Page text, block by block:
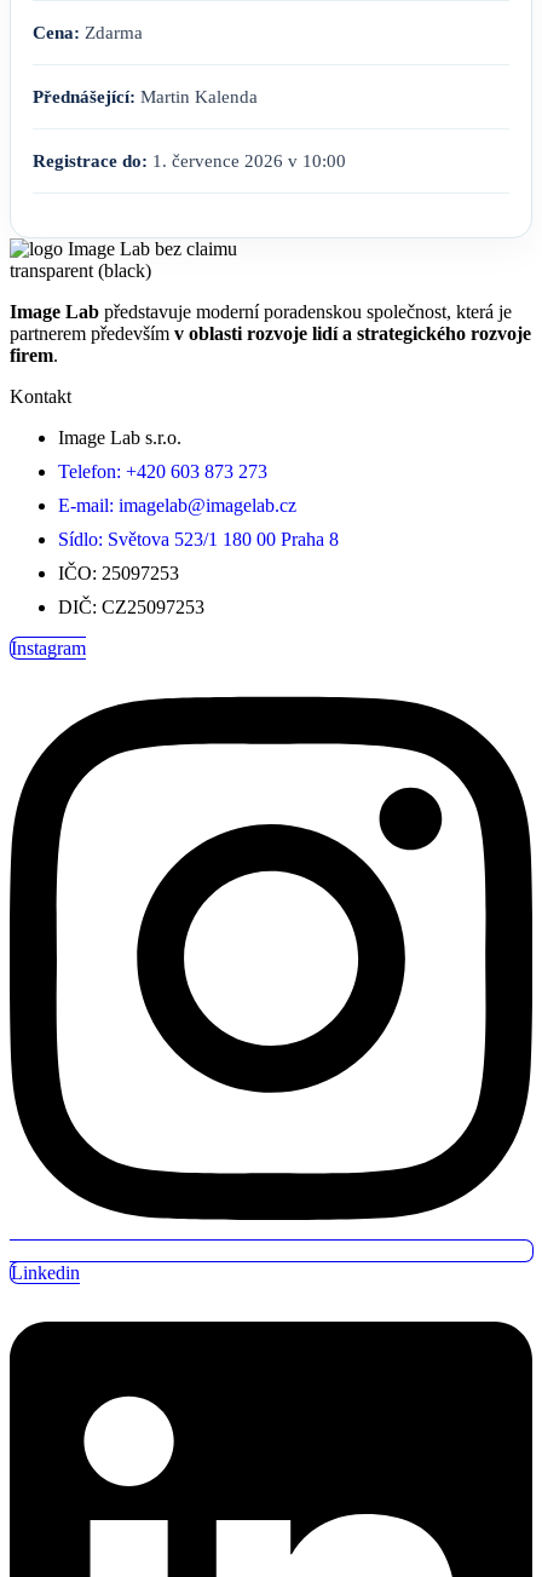
Cena: Zdarma
Přednášející: Martin Kalenda
Registrace do: 1. července 2026 v 10:00
Image Lab představuje moderní poradenskou společnost, která je
partnerem především v oblasti rozvoje lidí a strategického rozvoje
firem.
Kontakt
Image Lab s.r.o.
Telefon: +420 603 873 273
E-mail: imagelab@imagelab.cz
Sídlo: Světova 523/1 180 00 Praha 8
IČO: 25097253
DIČ: CZ25097253
Instagram
Linkedin